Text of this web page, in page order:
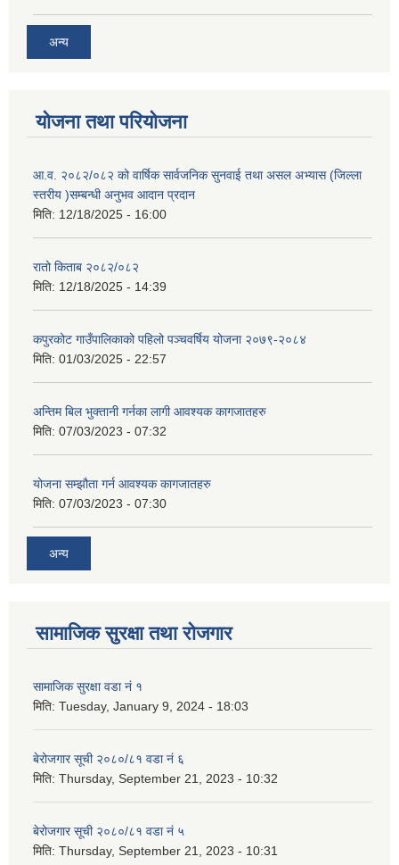
अन्य
योजना तथा परियोजना
आ.व. २०८२/०८२ को वार्षिक सार्वजनिक सुनवाई तथा असल अभ्यास (जिल्ला
स्तरीय )सम्बन्धी अनुभव आदान प्रदान
मिति: 12/18/2025 - 16:00
रातो किताब २०८२/०८२
मिति: 12/18/2025 - 14:39
कपुरकोट गाउँपालिकाको पहिलो पञ्चवर्षिय योजना २०७९-२०८४
मिति: 01/03/2025 - 22:57
अन्तिम बिल भुक्तानी गर्नका लागी आवश्यक कागजातहरु
मिति: 07/03/2023 - 07:32
योजना सम्झौता गर्न आवश्यक कागजातहरु
मिति: 07/03/2023 - 07:30
अन्य
सामाजिक सुरक्षा तथा रोजगार
सामाजिक सुरक्षा वडा नं १
मिति: Tuesday, January 9, 2024 - 18:03
बेरोजगार सूची २०८०/८१ वडा नं ६
मिति: Thursday, September 21, 2023 - 10:32
बेरोजगार सूची २०८०/८१ वडा नं ५
मिति: Thursday, September 21, 2023 - 10:31